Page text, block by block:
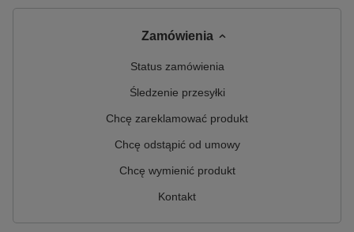
Zamówienia
Status zamówienia
Śledzenie przesyłki
Chcę zareklamować produkt
Chcę odstąpić od umowy
Chcę wymienić produkt
Kontakt